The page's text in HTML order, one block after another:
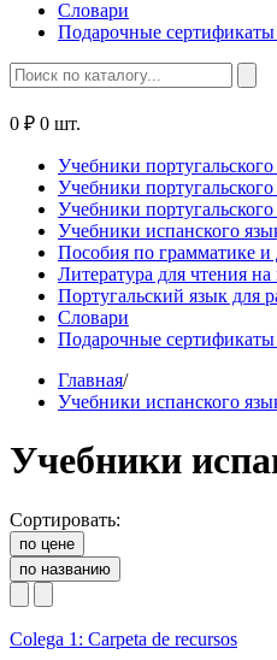
Словари
Подарочные
0 ₽ 0 шт.
Учебники
Учебники
Учебники португальского
Учебники испанского
Пособия по грамматике и
Литература для чтения на
Португальский язык для
Словари
Подарочные
Главная/
Учебники испанского
Учебники
Сортировать:
по цене
по названию
Colega 1: Carpeta de recursos